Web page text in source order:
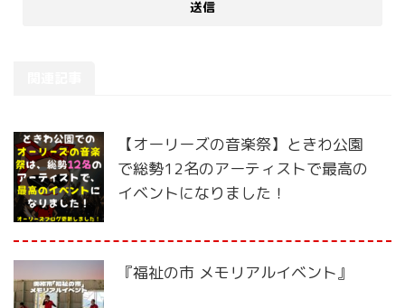
【オーリーズの音楽祭】ときわ公園
で総勢12名のアーティストで最高の
イベントになりました！
『福祉の市 メモリアルイベント』